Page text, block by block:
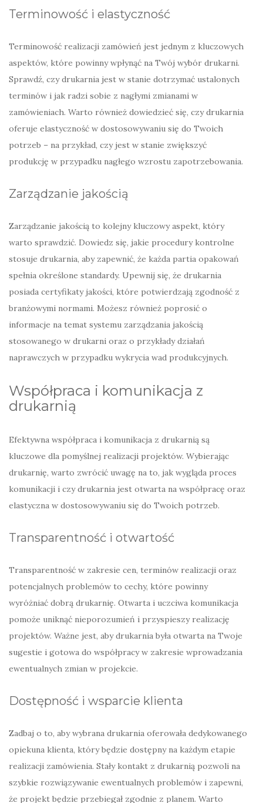
Terminowość i elastyczność
Terminowość realizacji zamówień jest jednym z kluczowych
aspektów, które powinny wpłynąć na Twój wybór drukarni.
Sprawdź, czy drukarnia jest w stanie dotrzymać ustalonych
terminów i jak radzi sobie z nagłymi zmianami w
zamówieniach. Warto również dowiedzieć się, czy drukarnia
oferuje elastyczność w dostosowywaniu się do Twoich
potrzeb – na przykład, czy jest w stanie zwiększyć
produkcję w przypadku nagłego wzrostu zapotrzebowania.
Zarządzanie jakością
Zarządzanie jakością to kolejny kluczowy aspekt, który
warto sprawdzić. Dowiedz się, jakie procedury kontrolne
stosuje drukarnia, aby zapewnić, że każda partia opakowań
spełnia określone standardy. Upewnij się, że drukarnia
posiada certyfikaty jakości, które potwierdzają zgodność z
branżowymi normami. Możesz również poprosić o
informacje na temat systemu zarządzania jakością
stosowanego w drukarni oraz o przykłady działań
naprawczych w przypadku wykrycia wad produkcyjnych.
Współpraca i komunikacja z
drukarnią
Efektywna współpraca i komunikacja z drukarnią są
kluczowe dla pomyślnej realizacji projektów. Wybierając
drukarnię, warto zwrócić uwagę na to, jak wygląda proces
komunikacji i czy drukarnia jest otwarta na współpracę oraz
elastyczna w dostosowywaniu się do Twoich potrzeb.
Transparentność i otwartość
Transparentność w zakresie cen, terminów realizacji oraz
potencjalnych problemów to cechy, które powinny
wyróżniać dobrą drukarnię. Otwarta i uczciwa komunikacja
pomoże uniknąć nieporozumień i przyspieszy realizację
projektów. Ważne jest, aby drukarnia była otwarta na Twoje
sugestie i gotowa do współpracy w zakresie wprowadzania
ewentualnych zmian w projekcie.
Dostępność i wsparcie klienta
Zadbaj o to, aby wybrana drukarnia oferowała dedykowanego
opiekuna klienta, który będzie dostępny na każdym etapie
realizacji zamówienia. Stały kontakt z drukarnią pozwoli na
szybkie rozwiązywanie ewentualnych problemów i zapewni,
że projekt będzie przebiegał zgodnie z planem. Warto